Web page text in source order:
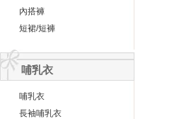
內搭褲
短裙/短褲
哺乳衣
哺乳衣
長袖哺乳衣